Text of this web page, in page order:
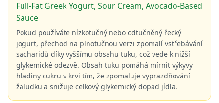
Full-Fat Greek Yogurt, Sour Cream, Avocado-Based
Sauce
Pokud používáte nízkotučný nebo odtučněný řecký
jogurt, přechod na plnotučnou verzi zpomalí vstřebávání
sacharidů díky vyššímu obsahu tuku, což vede k nižší
glykemické odezvě. Obsah tuku pomáhá mírnit výkyvy
hladiny cukru v krvi tím, že zpomaluje vyprazdňování
žaludku a snižuje celkový glykemický dopad jídla.